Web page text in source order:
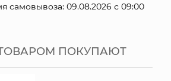
09.08.2026 с 09:00
ПОКУПАЮТ